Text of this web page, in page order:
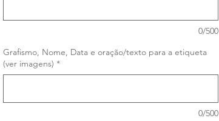
0/500
Grafismo, Nome, Data e oração/texto para a etiqueta
(ver imagens) *
0/500